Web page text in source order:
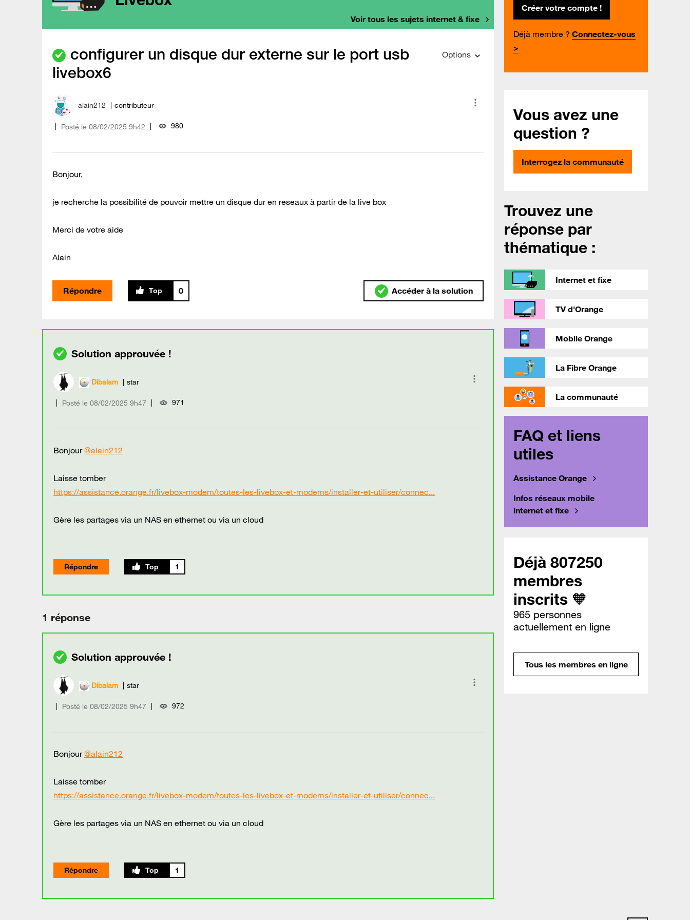
Voir tous les sujets internet & fixe
configurer un disque dur externe sur le port usb
livebox6
Options
alain212 contributeur
Posté le ‎08/02/2025 9h42 980
Bonjour,
je recherche la possibilité de pouvoir mettre un disque dur en reseaux à partir de la live box
Merci de votre aide
Alain
Répondre 0 Accéder à la solution
Dibalam star
Posté le ‎08/02/2025 9h47 971
Bonjour@alain212
Laisse tomber
https://assistance.orange.fr/livebox-modem/toutes-les-livebox-et-modems/installer-et-utiliser/connec...
Gère les partages via un NAS en ethernet ou via un cloud
Répondre 1
1 réponse
Dibalam star
Posté le ‎08/02/2025 9h47 972
Bonjour@alain212
Laisse tomber
https://assistance.orange.fr/livebox-modem/toutes-les-livebox-et-modems/installer-et-utiliser/connec...
Gère les partages via un NAS en ethernet ou via un cloud
Répondre 1
Créer votre compte !
Déjà membre ? Connectez-vous
>
Vous avez une
question ?
Interrogez la communauté
Trouvez une
réponse par
thématique :
Internet et fixe
TV d'Orange
Mobile Orange
La Fibre Orange
La communauté
FAQ et liens
utiles
Assistance Orange
Infos réseaux mobile
internet et fixe
Déjà 807250
membres
inscrits 🧡
965 personnes
actuellement en ligne
Tous les membres en ligne